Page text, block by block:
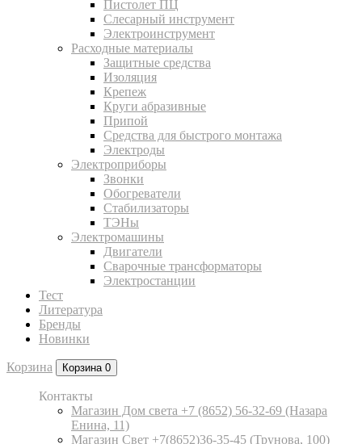
Пистолет ПЦ
Слесарный инструмент
Электроинструмент
Расходные материалы
Защитные средства
Изоляция
Крепеж
Круги абразивные
Припой
Средства для быстрого монтажа
Электроды
Электроприборы
Звонки
Обогреватели
Стабилизаторы
ТЭНы
Электромашины
Двигатели
Сварочные трансформаторы
Электростанции
Тест
Литература
Бренды
Новинки
Корзина Корзина 0
Контакты
Магазин Дом света +7 (8652) 56-32-69 (Назара
Енина, 11)
Магазин Свет +7(8652)36-35-45 (Трунова, 100)